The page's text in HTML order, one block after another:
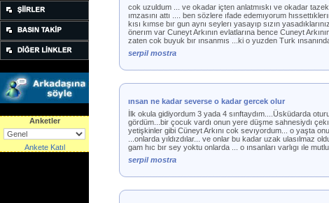
Anketler
Ankete Katıl
cok uzuldum ... ve okadar içten anlatmıskı ve okadar
ımzasını attı .... ben sözlere ıfade edemıyorum
kısı kımse bır gun aynı seylerı yasayıp sızın
önerım var Cuneyt Arkının evlatlarına bence Cuneyt
zaten cok buyuk bır ınsanmıs ...ki o yuzden Turk
serpil mostra
ınsan ne kadar severse o kadar gercek olur
İlk okula gidiyordum 3 yada 4 sınftaydım....Üsküdarda
gördüm...bir çocuk vardı onun yere düşme sahnesiydı
yetişkinler gibi Cüneyt Arkını cok sevıyordum... o yaşta
...onlarda yıldızdılar... ve onlar bu kadar uzak ulasılmaz
gam hıc bır sey yoktu onlarda ... o ınsanları varlıgı ıle
serpil mostra